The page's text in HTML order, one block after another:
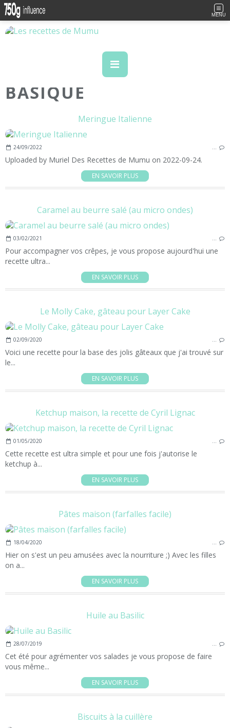
MENU
BASIQUE
Meringue Italienne
24/09/2022 …
Uploaded by Muriel Des Recettes de Mumu on 2022-09-24.
EN SAVOIR PLUS
Caramel au beurre salé (au micro ondes)
03/02/2021 …
Pour accompagner vos crêpes, je vous propose aujourd'hui une
recette ultra...
EN SAVOIR PLUS
Le Molly Cake, gâteau pour Layer Cake
02/09/2020 …
Voici une recette pour la base des jolis gâteaux que j'ai trouvé sur
le...
EN SAVOIR PLUS
Ketchup maison, la recette de Cyril Lignac
01/05/2020 …
Cette recette est ultra simple et pour une fois j'autorise le
ketchup à...
EN SAVOIR PLUS
Pâtes maison (farfalles facile)
18/04/2020 …
Hier on s'est un peu amusées avec la nourriture ;) Avec les filles
on a...
EN SAVOIR PLUS
Huile au Basilic
28/07/2019 …
Cet été pour agrémenter vos salades je vous propose de faire
vous même...
EN SAVOIR PLUS
Biscuits à la cuillère